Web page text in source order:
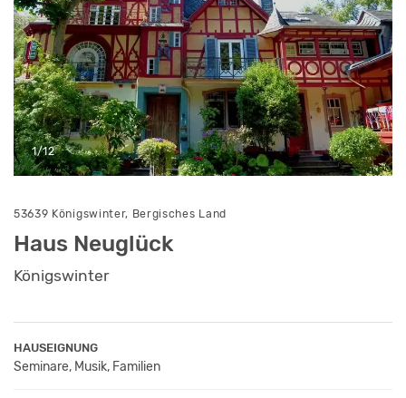
1/12
53639 Königswinter, Bergisches Land
Haus Neuglück
Königswinter
HAUSEIGNUNG
Seminare, Musik, Familien